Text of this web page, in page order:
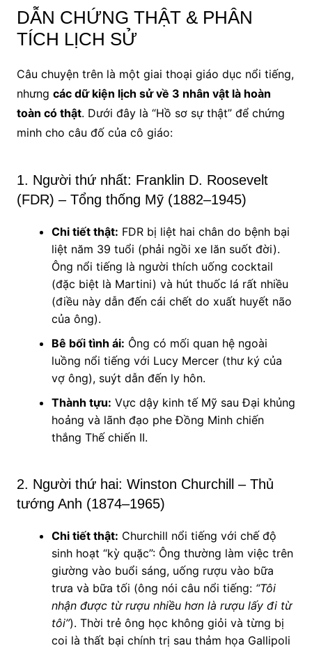
DẪN CHỨNG THẬT & PHÂN
TÍCH LỊCH SỬ
Câu chuyện trên là một giai thoại giáo dục nổi tiếng,
nhưng các dữ kiện lịch sử về 3 nhân vật là hoàn
toàn có thật. Dưới đây là “Hồ sơ sự thật” để chứng
minh cho câu đố của cô giáo:
1. Người thứ nhất: Franklin D. Roosevelt
(FDR) – Tổng thống Mỹ (1882–1945)
Chi tiết thật: FDR bị liệt hai chân do bệnh bại
liệt năm 39 tuổi (phải ngồi xe lăn suốt đời).
Ông nổi tiếng là người thích uống cocktail
(đặc biệt là Martini) và hút thuốc lá rất nhiều
(điều này dẫn đến cái chết do xuất huyết não
của ông).
Bê bối tình ái: Ông có mối quan hệ ngoài
luồng nổi tiếng với Lucy Mercer (thư ký của
vợ ông), suýt dẫn đến ly hôn.
Thành tựu: Vực dậy kinh tế Mỹ sau Đại khủng
hoảng và lãnh đạo phe Đồng Minh chiến
thắng Thế chiến II.
2. Người thứ hai: Winston Churchill – Thủ
tướng Anh (1874–1965)
Chi tiết thật: Churchill nổi tiếng với chế độ
sinh hoạt “kỳ quặc”: Ông thường làm việc trên
giường vào buổi sáng, uống rượu vào bữa
trưa và bữa tối (ông nói câu nổi tiếng: “Tôi
nhận được từ rượu nhiều hơn là rượu lấy đi từ
tôi”). Thời trẻ ông học không giỏi và từng bị
coi là thất bại chính trị sau thảm họa Gallipoli